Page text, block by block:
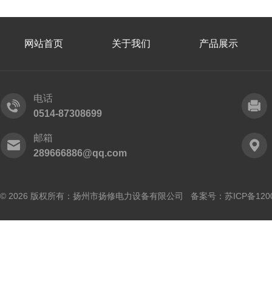
网站首页 关于我们 产品展示
电话
0514-87308699
邮箱
289666886@qq.com
© 2026 版权所有：扬州市扬修电力设备有限公司 备案号： 苏ICP备